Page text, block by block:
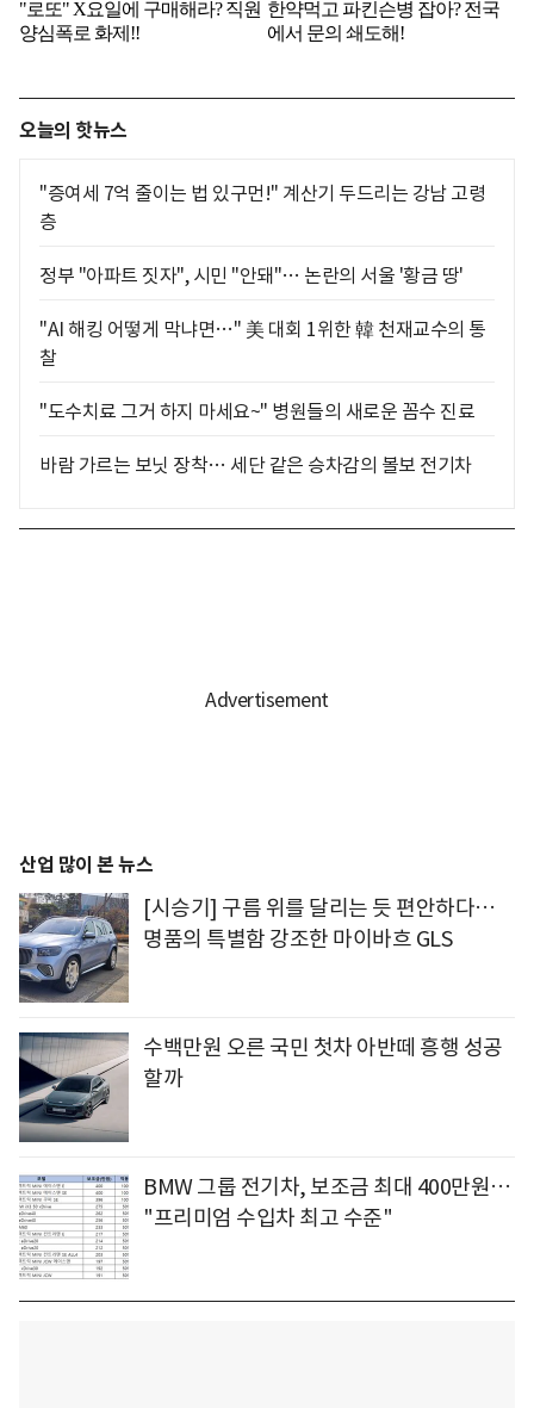
오늘의 핫뉴스
"증여세 7억 줄이는 법 있구먼!" 계산기 두드리는 강남 고령
층
정부 "아파트 짓자", 시민 "안돼"… 논란의 서울 '황금 땅'
"AI 해킹 어떻게 막냐면…" 美 대회 1위한 韓 천재교수의 통
찰
"도수치료 그거 하지 마세요~" 병원들의 새로운 꼼수 진료
바람 가르는 보닛 장착… 세단 같은 승차감의 볼보 전기차
산업 많이 본 뉴스
[시승기] 구름 위를 달리는 듯 편안하다…
명품의 특별함 강조한 마이바흐 GLS
수백만원 오른 국민 첫차 아반떼 흥행 성공
할까
BMW 그룹 전기차, 보조금 최대 400만원…
"프리미엄 수입차 최고 수준"